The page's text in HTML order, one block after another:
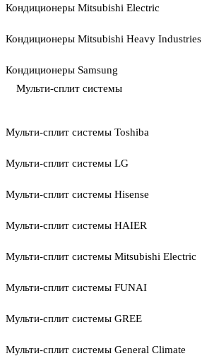
Кондиционеры Mitsubishi Electric
Кондиционеры Mitsubishi Heavy Industries
Кондиционеры Samsung
Мульти-сплит системы
Мульти-сплит системы Toshiba
Мульти-сплит системы LG
Мульти-сплит системы Hisense
Мульти-сплит системы HAIER
Мульти-сплит системы Mitsubishi Electric
Мульти-сплит системы FUNAI
Мульти-сплит системы GREE
Мульти-сплит системы General Climate